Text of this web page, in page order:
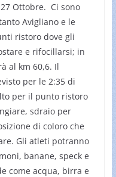
Ottobre. Ci sono
Avigliano e le
ristoro dove gli
e rifocillarsi; in
al km 60,6. Il
per le 2:35 di
per il punto ristoro
sdraio per
di coloro che
Gli atleti potranno
banane, speck e
come acqua, birra e